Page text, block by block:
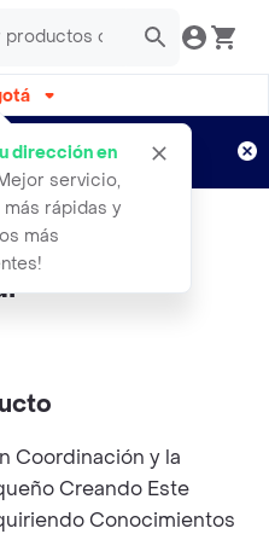
dirección en
servicio,
rápidas y
más
semanas
Aplican TyC
Air Engine
Coordinación y la
Creando Este
Conocimientos